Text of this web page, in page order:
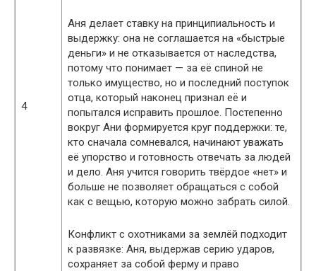
4
Аня делает ставку на принципиальность и
выдержку: она не соглашается на «быстрые
деньги» и не отказывается от наследства,
потому что понимает — за её спиной не
только имущество, но и последний поступок
отца, который наконец признал её и
попытался исправить прошлое. Постепенно
вокруг Ани формируется круг поддержки: те,
кто сначала сомневался, начинают уважать
её упорство и готовность отвечать за людей
и дело. Аня учится говорить твёрдое «нет» и
больше не позволяет обращаться с собой
как с вещью, которую можно забрать силой.
Конфликт с охотниками за землёй подходит
к развязке: Аня, выдержав серию ударов,
сохраняет за собой ферму и право